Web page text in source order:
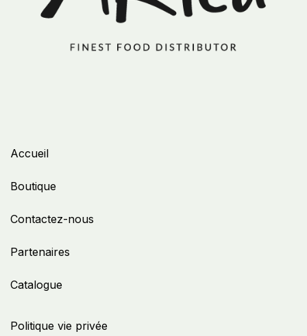
Politique vie privée
Accueil
Boutique
Contactez-nous
Partenaires
Catalogue